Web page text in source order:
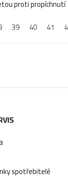
proti propíchnutí
39 40 41 42
spotřebitelé